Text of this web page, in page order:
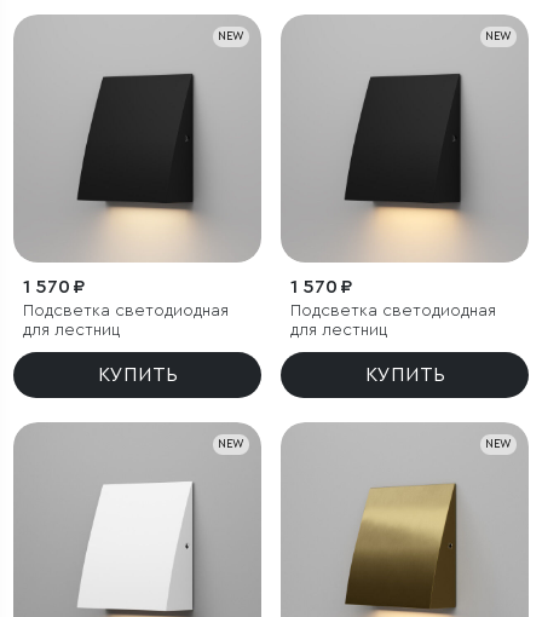
NEW
1 570 ₽
Подсветка светодиодная
для лестниц
КУПИТЬ
NEW
1 570 ₽
Подсветка светодиодная
для лестниц
КУПИТЬ
NEW NEW